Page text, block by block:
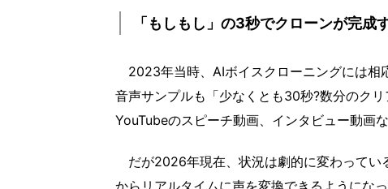
「もしもし」の3秒でクローンが完成
2023年当時、AIボイスクローニングには相
音声サンプルも「少なくとも30秒?数分のク
YouTubeのスピーチ動画、インタビュー動画
だが2026年現在、状況は劇的に変わってい